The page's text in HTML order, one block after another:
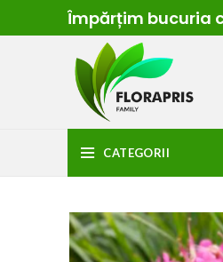
Împărțim bucuria
CATEGORII